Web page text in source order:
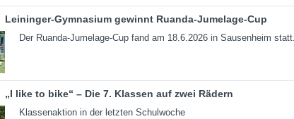
Leininger-Gymnasium gewinnt Ruanda-Jumelage-Cup
Der Ruanda-Jumelage-Cup fand am 18.6.2026 in Sausenheim statt.
„I like to bike“ – Die 7. Klassen auf zwei Rädern
Klassenaktion in der letzten Schulwoche